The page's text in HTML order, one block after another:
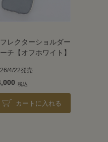
フレクターショルダー
チ【オフホワイト】
4/22発売
カートに入れる